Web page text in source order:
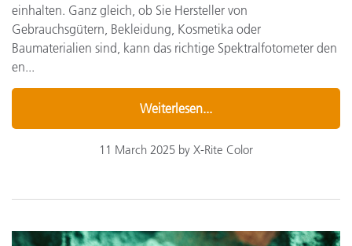
einhalten. Ganz gleich, ob Sie Hersteller von
Gebrauchsgütern, Bekleidung, Kosmetika oder
Baumaterialien sind, kann das richtige Spektralfotometer den
en...
Weiterlesen...
11 March 2025 by X-Rite Color